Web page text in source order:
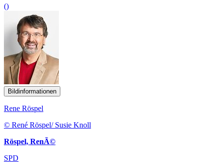
()
Bildinformationen
Rene Röspel
© René Röspel/ Susie Knoll
Röspel, RenÃ©
SPD